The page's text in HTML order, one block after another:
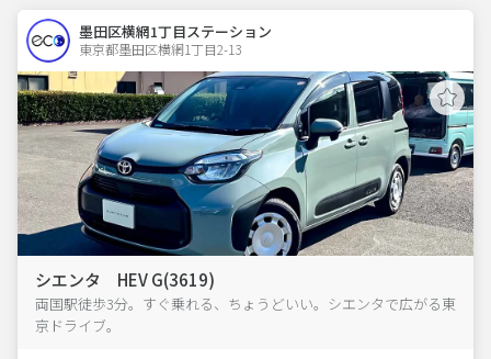
墨田区横網1丁目ステーション
東京都墨田区横網1丁目2-13
シエンタ HEV G(3619)
両国駅徒歩3分。すぐ乗れる、ちょうどいい。シエンタで広がる東
京ドライブ。